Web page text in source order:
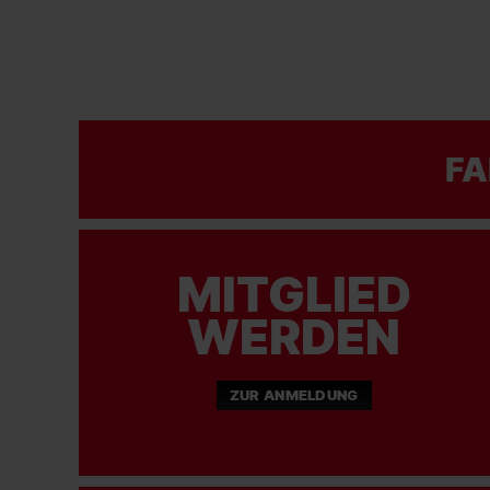
MITGLIED
WERDEN
ZUR ANMELDUNG